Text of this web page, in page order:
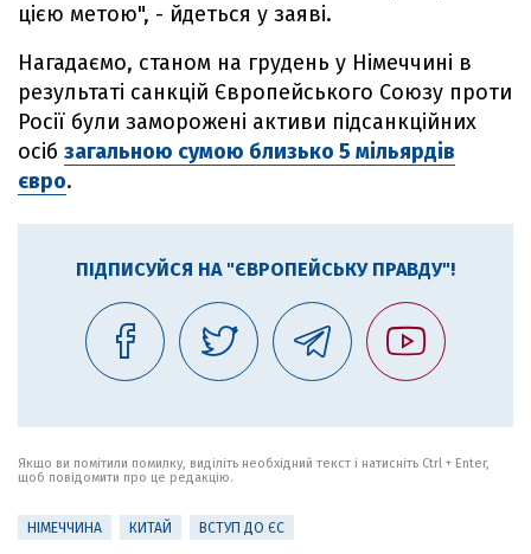
цією метою", - йдеться у заяві.
Нагадаємо, станом на грудень у Німеччині в
результаті санкцій Європейського Союзу проти
Росії були заморожені активи підсанкційних
осіб загальною сумою близько 5 мільярдів
євро.
ПІДПИСУЙСЯ НА "ЄВРОПЕЙСЬКУ ПРАВДУ"!
Якщо ви помітили помилку, виділіть необхідний текст і натисніть Ctrl + Enter,
щоб повідомити про це редакцію.
НІМЕЧЧИНА КИТАЙ ВСТУП ДО ЄС